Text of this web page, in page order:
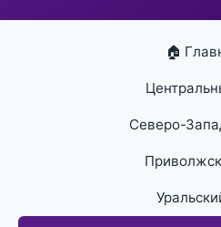
🏠
Северо-